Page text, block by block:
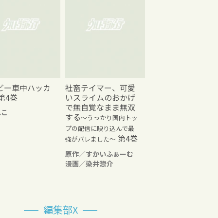
ー車中ハッカ
4巻
社畜テイマー、可愛
いスライムのおかげ
で無自覚なまま無双
する～うっかり国内トッ
プの配信に映り込んで最
強がバレました～ 第4巻
原作／すかいふぁーむ
漫画／染井惣介
編集部X